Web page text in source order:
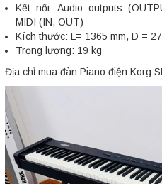
Kết nối: Audio outputs
MIDI (IN, OUT)
Kích thước: L= 1365 mm, D =
Trọng lượng: 19 kg
Địa chỉ mua đàn Piano điện Korg